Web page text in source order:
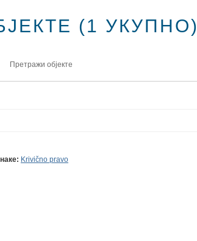
(1 УКУПНО)
Претражи објекте
Krivično pravo